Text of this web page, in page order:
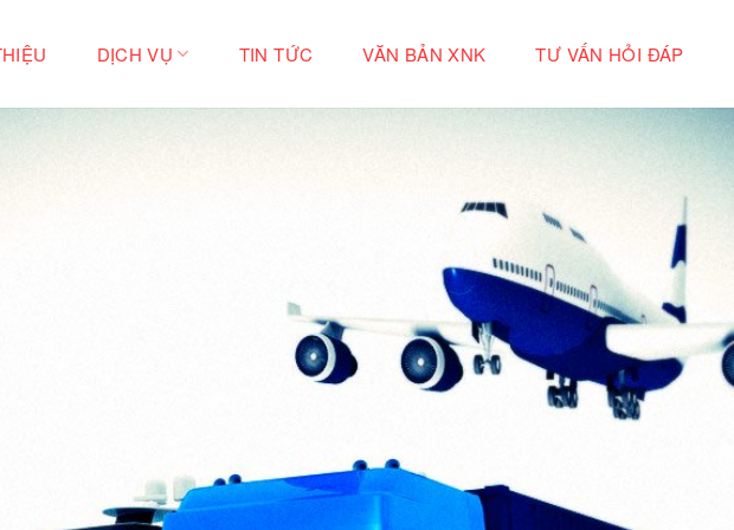
DỊCH VỤ TIN TỨC VĂN BẢN XNK TƯ VẤN HỎI ĐÁP